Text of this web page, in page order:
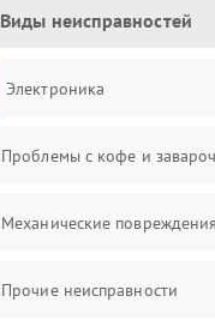
Виды неисправностей
Электроника
Проблемы с кофе и
Механические повреждения
Прочие неисправности